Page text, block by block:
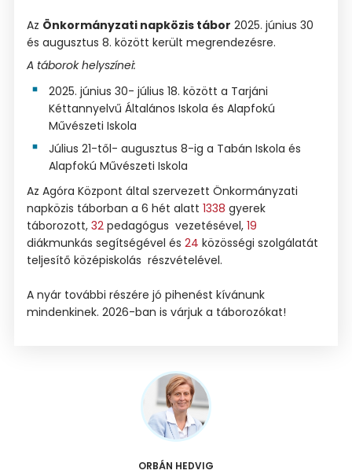
Az Önkormányzati napközis tábor 2025. június 30
és augusztus 8. között került megrendezésre.
A táborok helyszínei:
2025. június 30- július 18. között a Tarjáni
Kéttannyelvű Általános Iskola és Alapfokú
Művészeti Iskola
Július 21-től- augusztus 8-ig a Tabán Iskola és
Alapfokú Művészeti Iskola
Az Agóra Központ által szervezett Önkormányzati
napközis táborban a 6 hét alatt 1338 gyerek
táborozott, 32pedagógus vezetésével, 19
diákmunkás segítségével és 24 közösségi szolgálatát
teljesítő középiskolás részvételével.
A nyár további részére jó pihenést kívánunk
mindenkinek. 2026-ban is várjuk a táborozókat!
ORBÁN HEDVIG